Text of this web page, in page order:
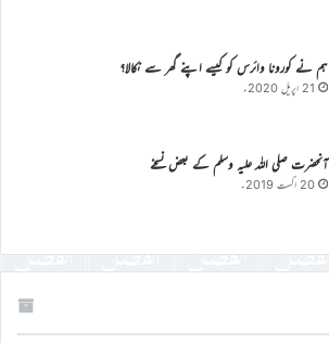
ہم نے کورونا وائرس کو کیسے اپنے گھر سے نکالا؟
21 اپریل 2020ء
آنحضرت صلی اللہ علیہ وسلم کے بعض نسخے
20 اگست 2019ء